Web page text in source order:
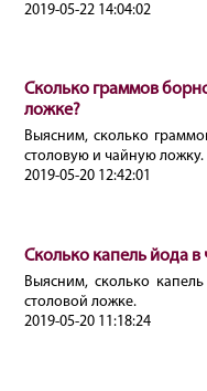
2019-05-22 14:04:02
Сколько граммов
ложке?
Выясним, сколько
столовую и чайную ложку.
2019-05-20 12:42:01
Сколько капель йода
Выясним, сколько
столовой ложке.
2019-05-20 11:18:24